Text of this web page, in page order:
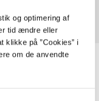
og optimering af
tid ændre eller
på ”Cookies” i
om de anvendte